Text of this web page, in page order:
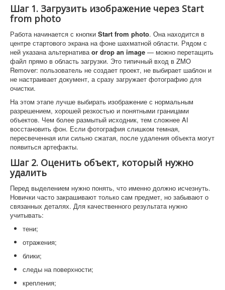
Шаг 1. Загрузить изображение через Start
from photo
Работа начинается с кнопки Start from photo. Она находится в
центре стартового экрана на фоне шахматной области. Рядом с
ней указана альтернативаor drop an image — можно перетащить
файл прямо в область загрузки. Это типичный вход в ZMO
Remover: пользователь не создает проект, не выбирает шаблон и
не настраивает документ, а сразу загружает фотографию для
очистки.
На этом этапе лучше выбирать изображение с нормальным
разрешением, хорошей резкостью и понятными границами
объектов. Чем более размытый исходник, тем сложнее AI
восстановить фон. Если фотография слишком темная,
пересвеченная или сильно сжатая, после удаления объекта могут
появиться артефакты.
Шаг 2. Оценить объект, который нужно
удалить
Перед выделением нужно понять, что именно должно исчезнуть.
Новички часто закрашивают только сам предмет, но забывают о
связанных деталях. Для качественного результата нужно
учитывать:
тени;
отражения;
блики;
следы на поверхности;
крепления;